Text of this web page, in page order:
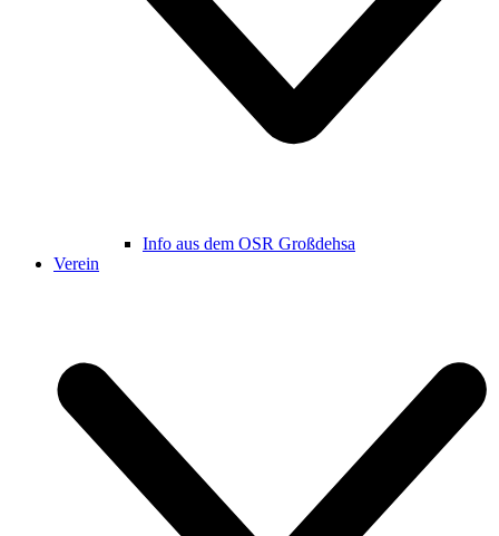
Info aus dem OSR Großdehsa
Verein